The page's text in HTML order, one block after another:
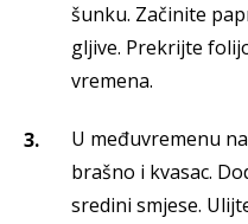
šunku. Začinite
gljive. Prekrijte
vremena.
U međuvremenu
brašno i kvasac.
sredini smjese.